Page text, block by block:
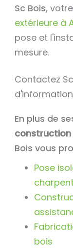
Sc Bois, votre
extérieure à
pose et
mesure.
Contactez
d'information
En plus de
Bois vous
Pose
bois